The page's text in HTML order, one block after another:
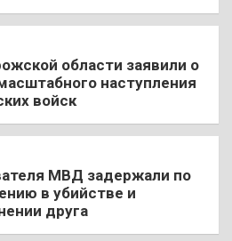
области заявили о
наступления
войск
МВД задержали по
в убийстве и
друга